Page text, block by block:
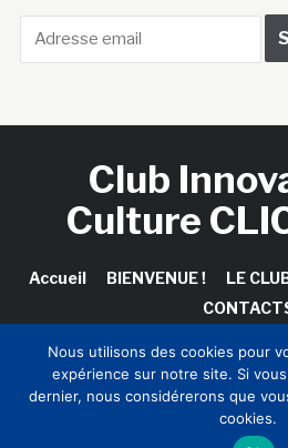
Club
Culture
Accueil BIENVENUE ! LE
Copyright © 2026 Club Innovation
Sinapses
Nous utilisons des cookies pour
expérience sur notre site. Si
dernier, nous considérerons que
cookies.